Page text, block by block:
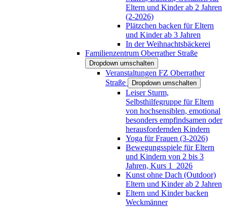
Eltern und Kinder ab 2 Jahren
(2-2026)
Plätzchen backen für Eltern
und Kinder ab 3 Jahren
In der Weihnachtsbäckerei
Familienzentrum Oberrather Straße
Dropdown umschalten
Veranstaltungen FZ Oberrather
Straße
Dropdown umschalten
Leiser Sturm,
Selbsthilfegruppe für Eltern
von hochsensiblen, emotional
besonders empfindsamen oder
herausfordernden Kindern
Yoga für Frauen (3-2026)
Bewegungsspiele für Eltern
und Kindern von 2 bis 3
Jahren, Kurs 1_2026
Kunst ohne Dach (Outdoor)
Eltern und Kinder ab 2 Jahren
Eltern und Kinder backen
Weckmänner